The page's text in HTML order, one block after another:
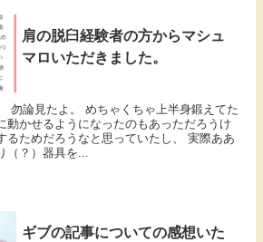
肩の脱臼経験者の方からマシュ
マロいただきました。
勿論見たよ。 めちゃくちゃ上半身鍛えてた
動かせるようになったのもあっただろうけ
るためだろうなと思っていたし、 実際ああ
（？）器具を...
ギブの記事についての感想いた